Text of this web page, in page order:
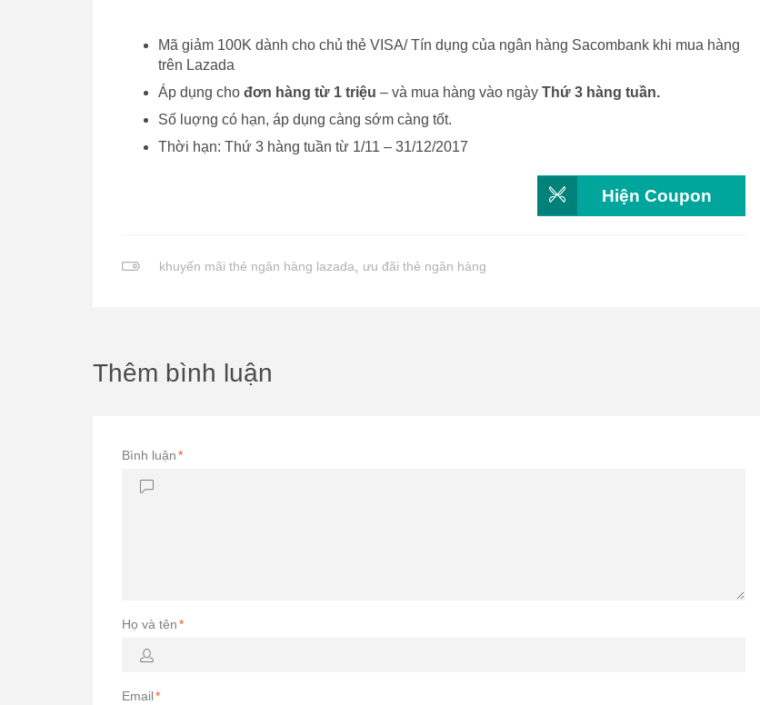
Mã giảm 100K dành cho chủ thẻ VISA/ Tín dụng của ngân hàng Sacombank khi mua hàng
trên Lazada
Áp dụng cho đơn hàng từ 1 triệu – và mua hàng vào ngày Thứ 3 hàng tuần.
Số luợng có hạn, áp dụng càng sớm càng tốt.
Thời hạn: Thứ 3 hàng tuần từ 1/11 – 31/12/2017
Hiện Coupon
khuyến mãi thẻ ngân hàng lazada, ưu đãi thẻ ngân hàng
Thêm bình luận
Bình luận*
Họ và tên*
Email*